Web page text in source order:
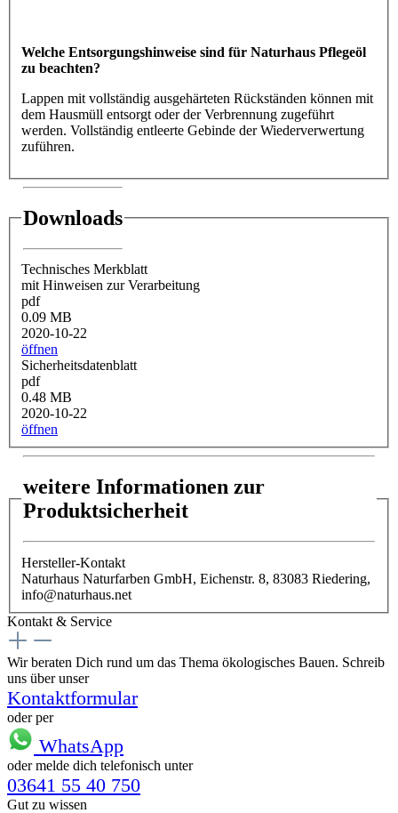
Welche Entsorgungshinweise sind für Naturhaus Pflegeöl
zu beachten?
Lappen mit vollständig ausgehärteten Rückständen können mit
dem Hausmüll entsorgt oder der Verbrennung zugeführt
werden. Vollständig entleerte Gebinde der Wiederverwertung
zuführen.
Downloads
Technisches Merkblatt
mit Hinweisen zur Verarbeitung
pdf
0.09 MB
2020-10-22
öffnen
Sicherheitsdatenblatt
pdf
0.48 MB
2020-10-22
öffnen
weitere Informationen zur
Produktsicherheit
Hersteller-Kontakt
Naturhaus Naturfarben GmbH, Eichenstr. 8, 83083 Riedering,
info@naturhaus.net
Kontakt & Service
Wir beraten Dich rund um das Thema ökologisches Bauen. Schreib
uns über unser
Kontaktformular
oder per
WhatsApp
oder melde dich telefonisch unter
03641 55 40 750
Gut zu wissen